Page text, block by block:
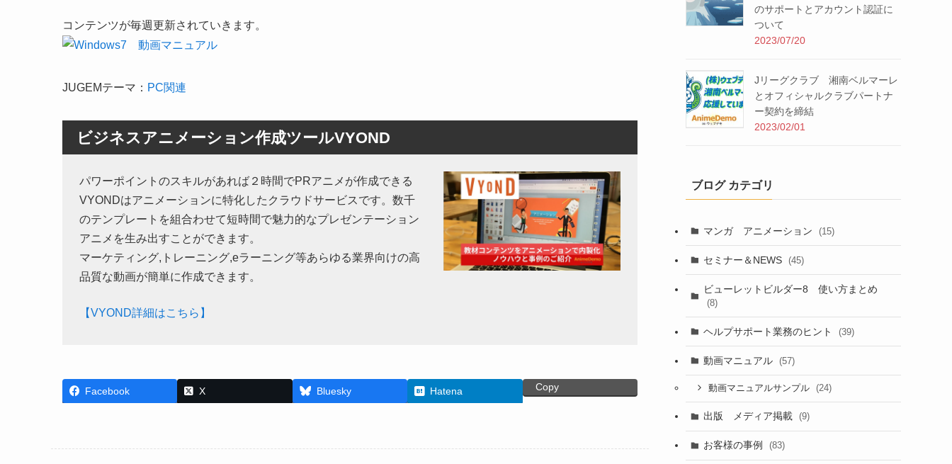
コンテンツが毎週更新されていきます。
JUGEMテーマ： PC関連
ビジネスアニメーション作成ツールVYOND
パワーポイントのスキルがあれば２時間でPRアニメが作成できる
VYONDはアニメーションに特化したクラウドサービスです。数千
のテンプレートを組合わせて短時間で魅力的なプレゼンテーション
アニメを生み出すことができます。
マーケティング,トレーニング,eラーニング等あらゆる業界向けの高
品質な動画が簡単に作成できます。
【VYOND詳細はこちら】
Facebook X Bluesky Hatena Copy
のサポートとアカウント認証に
ついて
2023/07/20
Jリーグクラブ 湘南ベルマーレ
とオフィシャルクラブパートナ
ー契約を締結
2023/02/01
ブログ カテゴリ
マンガ アニメーション (15)
セミナー＆NEWS (45)
ビューレットビルダー8 使い方まとめ
(8)
ヘルプサポート業務のヒント (39)
動画マニュアル (57)
動画マニュアルサンプル (24)
出版 メディア掲載 (9)
お客様の事例 (83)